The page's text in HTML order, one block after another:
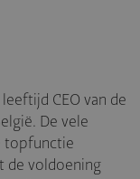
CEO van de
De vele
topfunctie
de voldoening